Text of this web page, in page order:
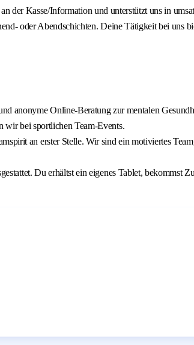
der Kasse/Information und unterstützt uns in
oder Abendschichten. Deine Tätigkeit bei
anonyme Online-Beratung zur mentalen
wir bei sportlichen Team-Events.
an erster Stelle. Wir sind ein motiviertes
Du erhältst ein eigenes Tablet,